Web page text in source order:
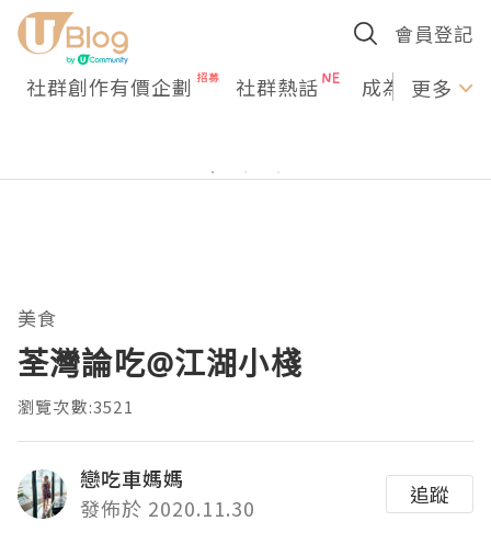
會員登記
社群創作有價企劃 社群熱話 成為U更多
美食
荃灣論吃@江湖小棧
瀏覽次數:3521
戀吃車媽媽
發佈於 2020.11.30
追蹤